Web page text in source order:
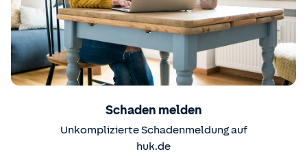
Schaden melden
Unkomplizierte Schadenmeldung auf
huk.de